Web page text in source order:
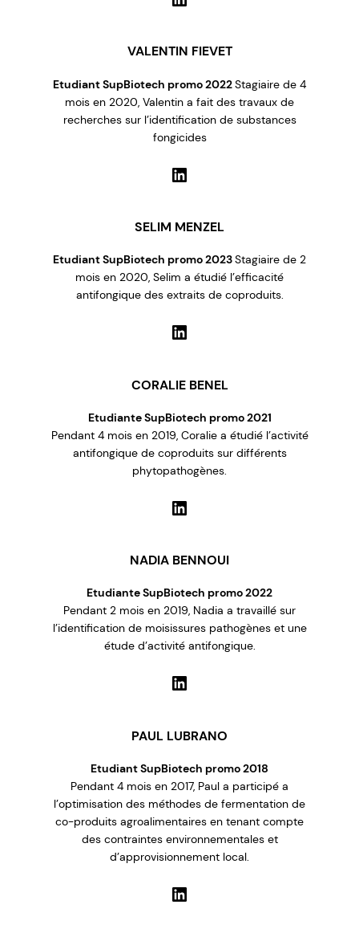
VALENTIN FIEVET
Etudiant SupBiotech promo 2022Stagiaire de 4
mois en 2020, Valentin a fait des travaux de
recherches sur l’identification de substances
fongicides
LinkedIn
SELIM MENZEL
Etudiant SupBiotech promo 2023Stagiaire de 2
mois en 2020, Selim a étudié l’efficacité
antifongique des extraits de coproduits.
LinkedIn
CORALIE BENEL
Etudiante SupBiotech promo 2021
Pendant 4 mois en 2019, Coralie a étudié l’activité
antifongique de coproduits sur différents
phytopathogènes.
LinkedIn
NADIA BENNOUI
Etudiante SupBiotech promo 2022
Pendant 2 mois en 2019, Nadia a travaillé sur
l’identification de moisissures pathogènes et une
étude d’activité antifongique.
LinkedIn
PAUL LUBRANO
Etudiant SupBiotech promo 2018
Pendant 4 mois en 2017, Paul a participé a
l’optimisation des méthodes de fermentation de
co-produits agroalimentaires en tenant compte
des contraintes environnementales et
d’approvisionnement local.
LinkedIn